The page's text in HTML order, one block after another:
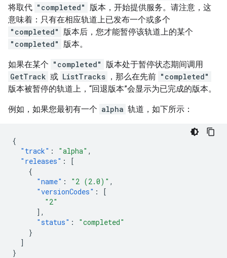
将取代 "completed"
版本，开始提供服务。请注意，这
意味着：只有在相应轨道上已发布一个或多个
"completed"
版本后，您才能暂停该轨道上的某个
"completed"
版本。
如果在某个 "completed"
版本处于暂停状态期间调用
GetTrack 或 ListTracks ，那么在先前 "completed"
版本被暂停的轨道上，“回退版本”会显示为已完成的版本。
例如，如果您最初有一个 alpha 轨道，如下所示：
{
"track" : "alpha" ,
"releases" :
[
{
"name" : "2 (2.0)" ,
"versionCodes" :
[
"2"
],
"status" :
"completed"
}
]
}